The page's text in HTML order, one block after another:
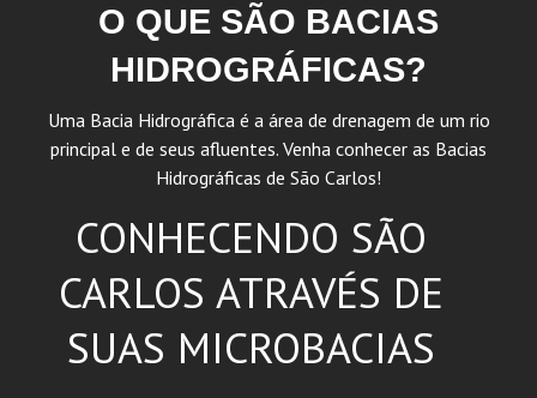
O QUE SÃO BACIAS
HIDROGRÁFICAS?
Uma Bacia Hidrográfica é a área de drenagem de um rio
principal e de seus afluentes. Venha conhecer as Bacias
Hidrográficas de São Carlos!
CONHECENDO SÃO
CARLOS ATRAVÉS DE
SUAS MICROBACIAS